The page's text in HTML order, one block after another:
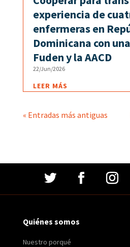
experiencia de
enfermeras en
Dominicana con
Fuden y la AACD
22/Jun/2026
LEER MÁS
« Entradas más antiguas
Quiénes somos
Nuestro porqué